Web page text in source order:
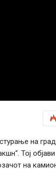
на
Тој објави
на